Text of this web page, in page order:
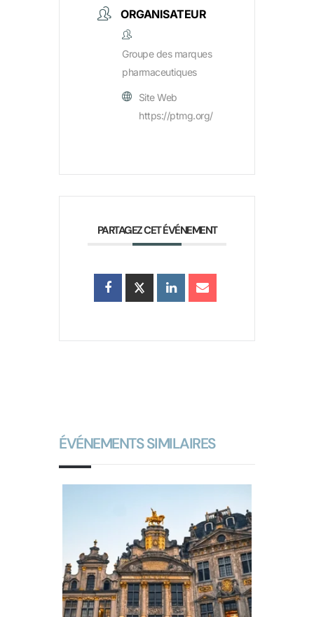
ORGANISATEUR
Groupe des marques
pharmaceutiques
Site Web
https://ptmg.org/
PARTAGEZ CET ÉVÉNEMENT
ÉVÉNEMENTS SIMILAIRES